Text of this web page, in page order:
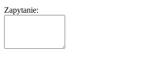
Zapytanie: